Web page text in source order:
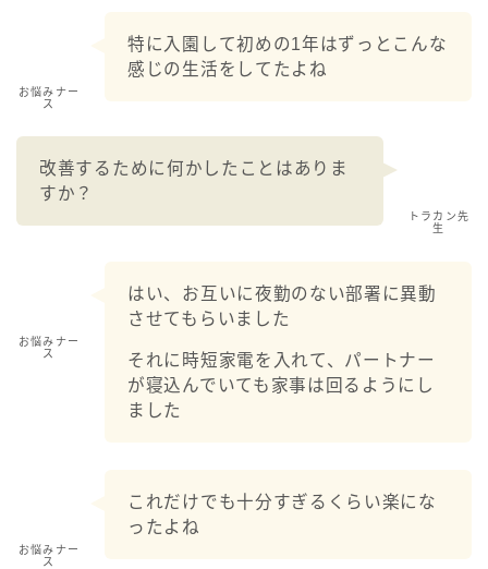
お悩みナー
ス
特に入園して初めの1年はずっとこんな
感じの生活をしてたよね
トラカン先
生
改善するために何かしたことはありま
すか？
お悩みナー
ス
はい、お互いに夜勤のない部署に異動
させてもらいました
それに時短家電を入れて、パートナー
が寝込んでいても家事は回るようにし
ました
お悩みナー
ス
これだけでも十分すぎるくらい楽にな
ったよね